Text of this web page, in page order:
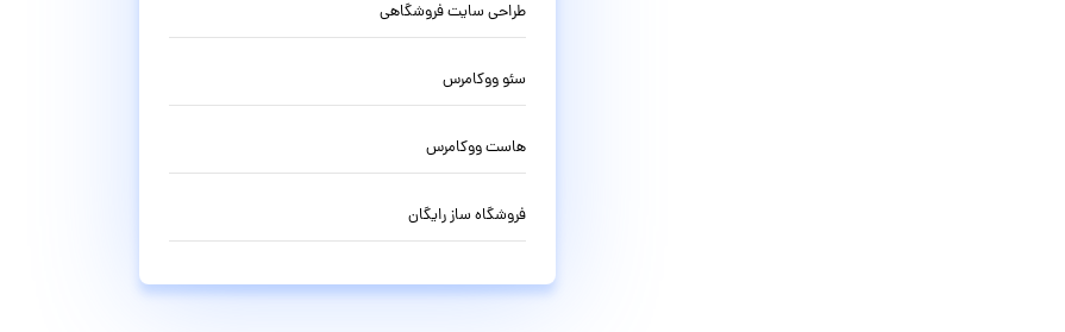
طراحی سایت فروشگاهی
سئو ووکامرس
هاست ووکامرس
فروشگاه ساز رایگان